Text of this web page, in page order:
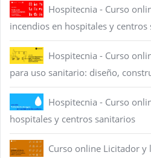
Hospitecnia - Curso
incendios en hospitales y centros
Hospitecnia - Curso
para uso sanitario: diseño,
Hospitecnia - Curso
hospitales y centros sanitarios
Curso online Licitador y